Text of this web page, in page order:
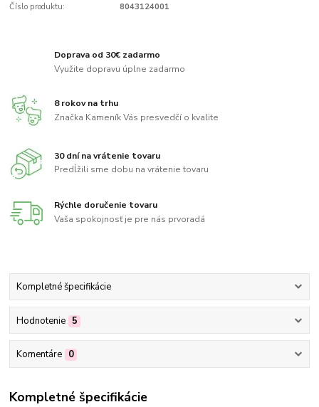
Číslo produktu: 8043124001
Doprava od 30€ zadarmo
Využite dopravu úplne zadarmo
8 rokov na trhu
Značka Kameník Vás presvedčí o kvalite
30 dní na vrátenie tovaru
Predĺžili sme dobu na vrátenie tovaru
Rýchle doručenie tovaru
Vaša spokojnosť je pre nás prvoradá
Kompletné špecifikácie
Hodnotenie 5
Komentáre 0
Kompletné špecifikácie